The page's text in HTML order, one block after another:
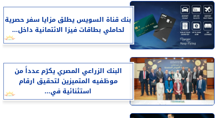
بنك قناة السويس يطلق مزايا سفر حصرية
لحاملي بطاقات فيزا الائتمانية داخل...
البنك الزراعي المصري يكرّم عدداً من
موظفيه المتميزين لتحقيق ارقام
استثنائية في...